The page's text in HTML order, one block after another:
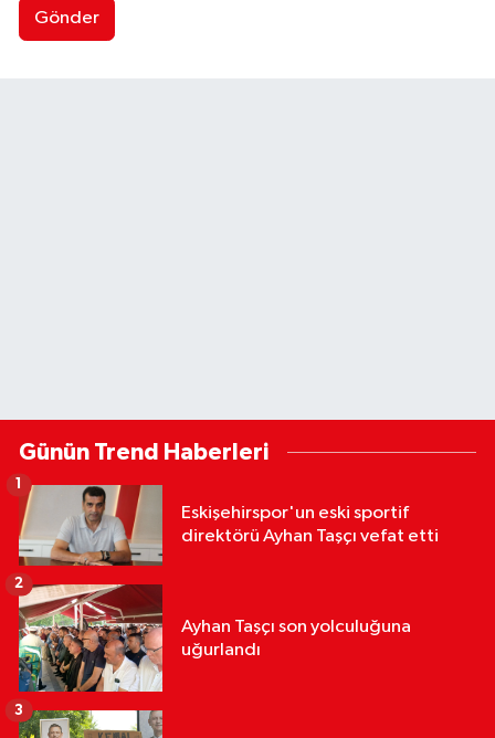
Gönder
Günün Trend Haberleri
Eskişehirspor'un eski sportif
direktörü Ayhan Taşçı vefat etti
1
Ayhan Taşçı son yolculuğuna
uğurlandı
2
3